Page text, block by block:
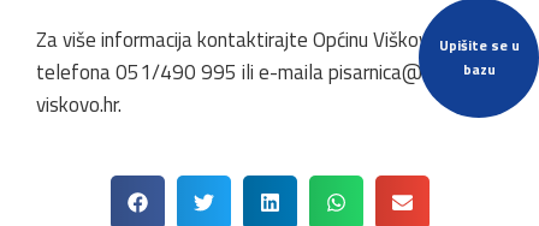
Upišite se u
bazu
Za više informacija kontaktirajte Općinu Viškovo putem
telefona 051/490 995 ili e-maila pisarnica@opcina-
viskovo.hr.